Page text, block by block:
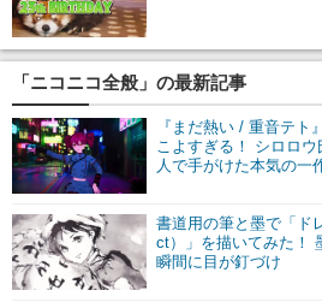
「ニコニコ全般」の最新記事
『まだ熱い / 重音テト
こよすぎる！ シロロ
人で手がけた本気の一
書道用の筆と墨で「ド
ct）」を描いてみた！
瞬間に目が釘づけ